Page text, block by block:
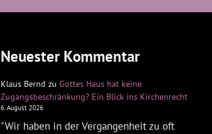
Neuester Kommentar
Klaus Bernd zu Gottes Haus hat keine
Zugangsbeschränkung? Ein Blick ins Kirchenrecht
6. August 2026
"Wir haben in der Vergangenheit zu oft